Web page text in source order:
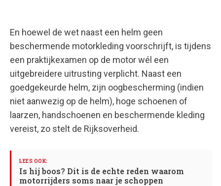
En hoewel de wet naast een helm geen
beschermende motorkleding voorschrijft, is tijdens
een praktijkexamen op de motor wél een
uitgebreidere uitrusting verplicht. Naast een
goedgekeurde helm, zijn oogbescherming (indien
niet aanwezig op de helm), hoge schoenen of
laarzen, handschoenen en beschermende kleding
vereist, zo stelt de Rijksoverheid.
Is hij boos? Dit is de echte reden waarom
motorrijders soms naar je schoppen